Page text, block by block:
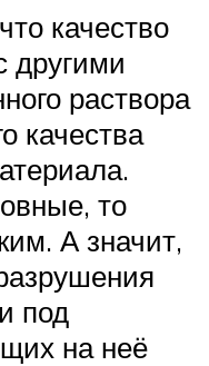
качество
другими
раствора
качества
то
А значит,
под
на неё